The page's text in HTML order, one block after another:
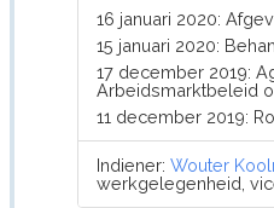
16 januari 2020:
15 januari 2020:
17 december 2019:
Arbeidsmarktbeleid
11 december 2019:
Indiener:Wouter
werkgelegenheid,